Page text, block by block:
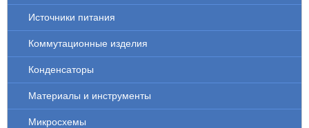
Источники питания
Коммутационные изделия
Конденсаторы
Материалы и инструменты
Микросхемы